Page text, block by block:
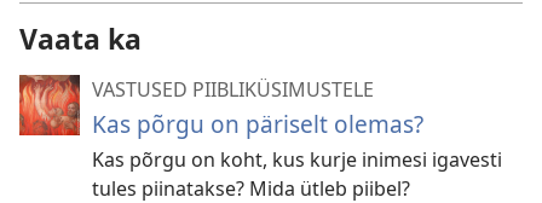
Vaata ka
VASTUSED PIIBLIKÜSIMUSTELE
Kas põrgu on päriselt olemas?
Kas põrgu on koht, kus kurje inimesi igavesti
tules piinatakse? Mida ütleb piibel?